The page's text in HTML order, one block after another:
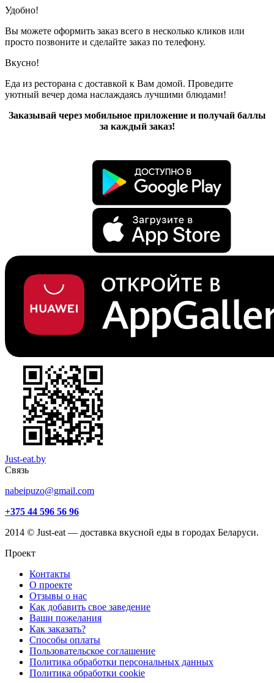
Удобно!
Вы можете оформить заказ всего в несколько кликов или
просто позвоните и сделайте заказ по телефону.
Вкусно!
Еда из ресторана с доставкой к Вам домой. Проведите
уютный вечер дома наслаждаясь лучшими блюдами!
Заказывай через мобильное приложение и получай баллы
за каждый заказ!
Just-eat.by
Связь
nabeipuzo@gmail.com
+375 44 596 56 96
2014 © Just-eat — доставка вкусной еды в городах Беларуси.
Проект
Контакты
О проекте
Отзывы о нас
Как добавить свое заведение
Ваши пожелания
Как заказать?
Способы оплаты
Пользовательское соглашение
Политика обработки персональных данных
Политика обработки cookie